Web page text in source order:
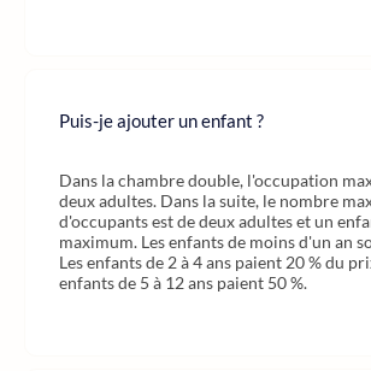
Puis-je ajouter un enfant ?
Dans la chambre double, l'occupation
deux adultes. Dans la suite, le nombre
d'occupants est de deux adultes et un
maximum. Les enfants de moins d'un an
Les enfants de 2 à 4 ans paient 20 % du
enfants de 5 à 12 ans paient 50 %.